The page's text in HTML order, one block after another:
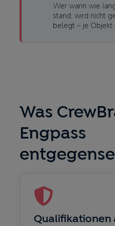
Wer wann wie
stand, wird nicht
belegt – je Objekt
Was
Engpass
Qualifikationen